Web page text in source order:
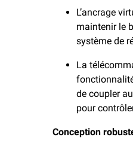
L’ancrage
maintenir le
système de
La
de coupler
pour
Conception